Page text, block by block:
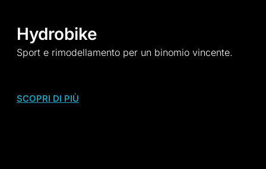
Hydrobike
Sport e rimodellamento per un binomio vincente.
SCOPRI DI PIÙ